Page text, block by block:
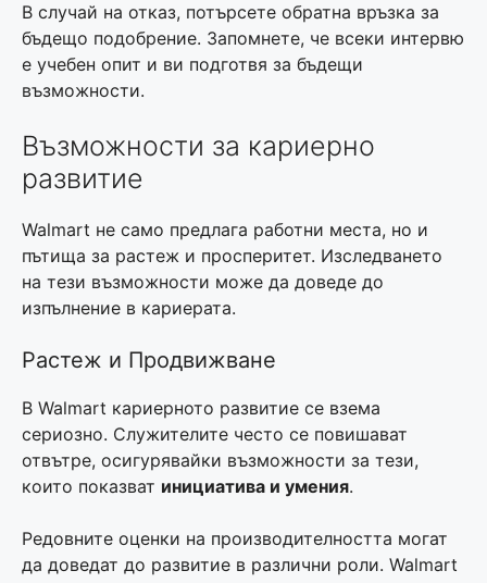
В случай на отказ, потърсете обратна връзка за
бъдещо подобрение. Запомнете, че всеки интервю
е учебен опит и ви подготвя за бъдещи
възможности.
Възможности за кариерно
развитие
Walmart не само предлага работни места, но и
пътища за растеж и просперитет. Изследването
на тези възможности може да доведе до
изпълнение в кариерата.
Растеж и Продвижване
В Walmart кариерното развитие се взема
сериозно. Служителите често се повишават
отвътре, осигурявайки възможности за тези,
които показват инициатива и умения.
Редовните оценки на производителността могат
да доведат до развитие в различни роли. Walmart